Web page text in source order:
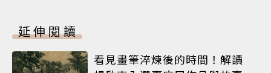
延伸閱讀
看見畫筆淬煉後的時間！解讀